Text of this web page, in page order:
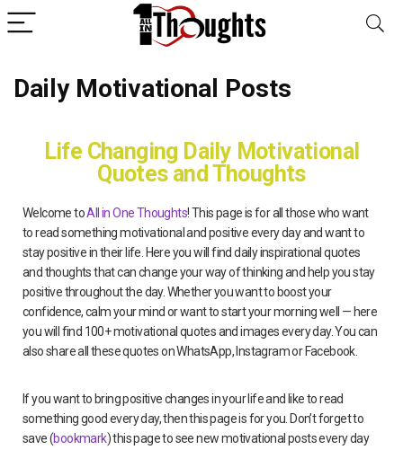
Daily Motivational Posts
Life Changing Daily Motivational
Quotes and Thoughts
Welcome toAll in One Thoughts! This page is for all those who want
to read something motivational and positive every day and want to
stay positive in their life. Here you will find daily inspirational quotes
and thoughts that can change your way of thinking and help you stay
positive throughout the day. Whether you want to boost your
confidence, calm your mind or want to start your morning well — here
you will find 100+ motivational quotes and images every day. You can
also share all these quotes on WhatsApp, Instagram or Facebook.
If you want to bring positive changes in your life and like to read
something good every day, then this page is for you. Don’t forget to
save (bookmark) this page to see new motivational posts every day